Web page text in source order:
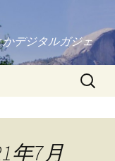
デジタルガジェ
検
索:
年7月